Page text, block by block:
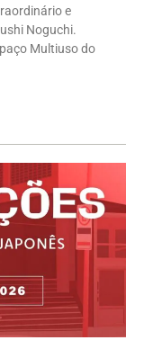
e
Noguchi.
Multiuso do